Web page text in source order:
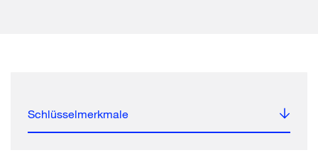
Schlüsselmerkmale